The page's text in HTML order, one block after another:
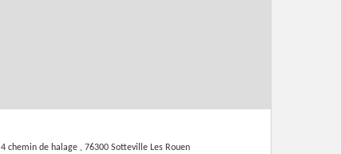
4 chemin de halage , 76300 Sotteville Les Rouen